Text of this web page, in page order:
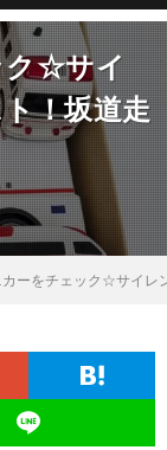
ク☆サイ
！坂道走
カーをチェック☆サイレ